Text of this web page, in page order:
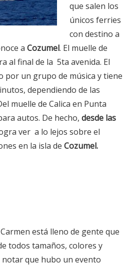
que salen los
únicos ferries
con destino a
a Cozumel. El muelle de
al final de la 5ta avenida. El
por un grupo de música y tiene
dependiendo de las
muelle de Calica en Punta
autos. De hecho, desde las
ver a lo lejos sobre el
en la isla de Cozumel.
está lleno de gente que
todos tamaños, colores y
que hubo un evento